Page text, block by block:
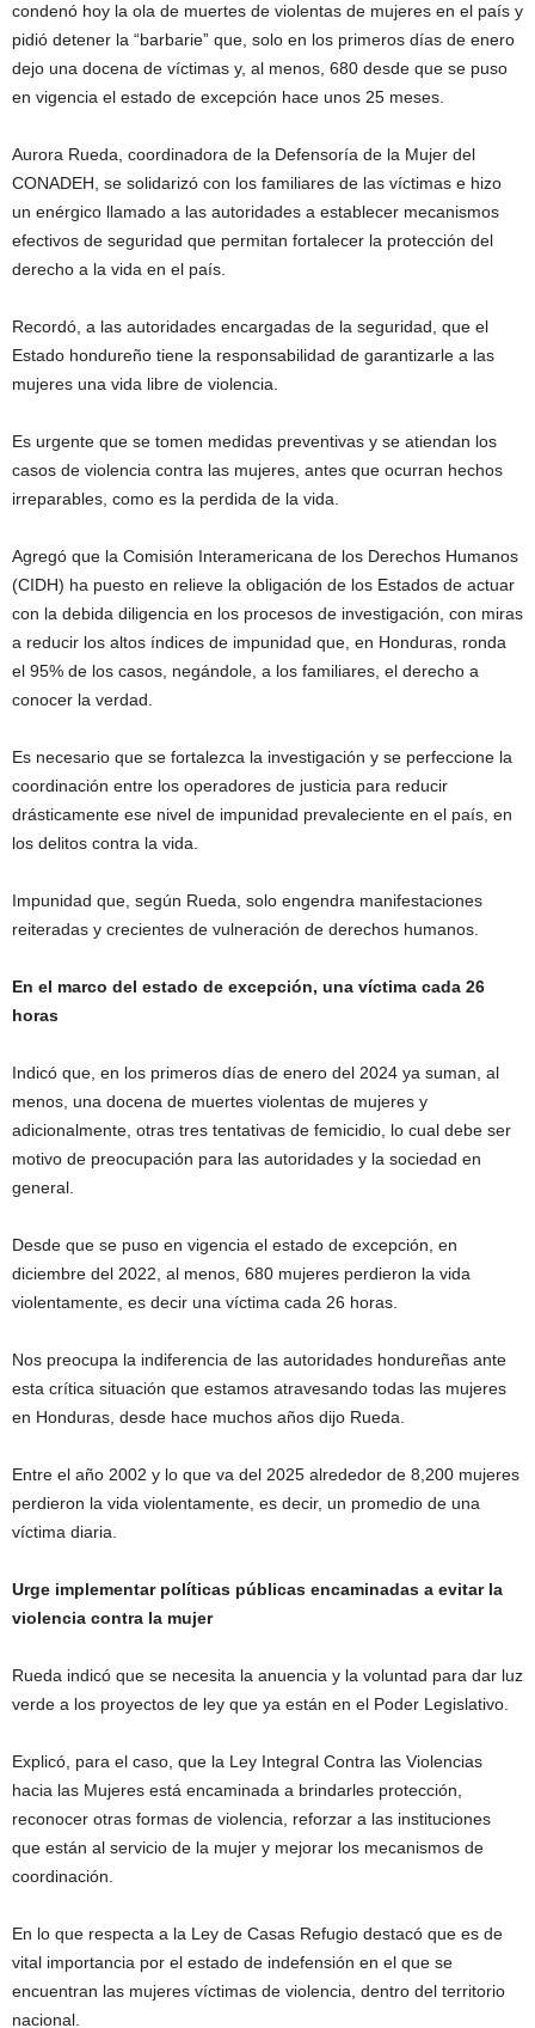
condenó hoy la ola de muertes de violentas de mujeres en el país y
pidió detener la “barbarie” que, solo en los primeros días de enero
dejo una docena de víctimas y, al menos, 680 desde que se puso
en vigencia el estado de excepción hace unos 25 meses.
Aurora Rueda, coordinadora de la Defensoría de la Mujer del
CONADEH, se solidarizó con los familiares de las víctimas e hizo
un enérgico llamado a las autoridades a establecer mecanismos
efectivos de seguridad que permitan fortalecer la protección del
derecho a la vida en el país.
Recordó, a las autoridades encargadas de la seguridad, que el
Estado hondureño tiene la responsabilidad de garantizarle a las
mujeres una vida libre de violencia.
Es urgente que se tomen medidas preventivas y se atiendan los
casos de violencia contra las mujeres, antes que ocurran hechos
irreparables, como es la perdida de la vida.
Agregó que la Comisión Interamericana de los Derechos Humanos
(CIDH) ha puesto en relieve la obligación de los Estados de actuar
con la debida diligencia en los procesos de investigación, con miras
a reducir los altos índices de impunidad que, en Honduras, ronda
el 95% de los casos, negándole, a los familiares, el derecho a
conocer la verdad.
Es necesario que se fortalezca la investigación y se perfeccione la
coordinación entre los operadores de justicia para reducir
drásticamente ese nivel de impunidad prevaleciente en el país, en
los delitos contra la vida.
Impunidad que, según Rueda, solo engendra manifestaciones
reiteradas y crecientes de vulneración de derechos humanos.
En el marco del estado de excepción, una víctima cada 26
horas
Indicó que, en los primeros días de enero del 2024 ya suman, al
menos, una docena de muertes violentas de mujeres y
adicionalmente, otras tres tentativas de femicidio, lo cual debe ser
motivo de preocupación para las autoridades y la sociedad en
general.
Desde que se puso en vigencia el estado de excepción, en
diciembre del 2022, al menos, 680 mujeres perdieron la vida
violentamente, es decir una víctima cada 26 horas.
Nos preocupa la indiferencia de las autoridades hondureñas ante
esta crítica situación que estamos atravesando todas las mujeres
en Honduras, desde hace muchos años dijo Rueda.
Entre el año 2002 y lo que va del 2025 alrededor de 8,200 mujeres
perdieron la vida violentamente, es decir, un promedio de una
víctima diaria.
Urge implementar políticas públicas encaminadas a evitar la
violencia contra la mujer
Rueda indicó que se necesita la anuencia y la voluntad para dar luz
verde a los proyectos de ley que ya están en el Poder Legislativo.
Explicó, para el caso, que la Ley Integral Contra las Violencias
hacia las Mujeres está encaminada a brindarles protección,
reconocer otras formas de violencia, reforzar a las instituciones
que están al servicio de la mujer y mejorar los mecanismos de
coordinación.
En lo que respecta a la Ley de Casas Refugio destacó que es de
vital importancia por el estado de indefensión en el que se
encuentran las mujeres víctimas de violencia, dentro del territorio
nacional.